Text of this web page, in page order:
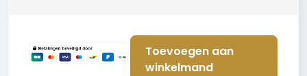
Toevoegen aan
winkelmand